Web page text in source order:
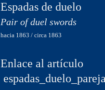
Espadas de duelo
Pair of duel swords
hacia 1863 / circa 1863
Enlace al artículo